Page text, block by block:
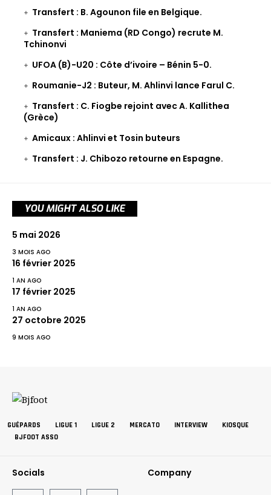
Transfert : B. Agounon file en Belgique.
Transfert : Maniema (RD Congo) recrute M.
Tchinonvi
UFOA (B)-U20 : Côte d’ivoire – Bénin 5-0.
Roumanie-J2 : Buteur, M. Ahlinvi lance Farul C.
Transfert : C. Fiogbe rejoint avec A. Kallithea
(Grèce)
Amicaux : Ahlinvi et Tosin buteurs
Transfert : J. Chibozo retourne en Espagne.
YOU MIGHT ALSO LIKE
5 mai 2026
3 MOIS AGO
16 février 2025
1 AN AGO
17 février 2025
1 AN AGO
27 octobre 2025
9 MOIS AGO
GUÉPARDS LIGUE 1 LIGUE 2 MERCATO INTERVIEW
KIOSQUE
BJFOOT ASSO
Socials Company